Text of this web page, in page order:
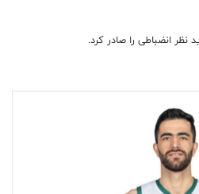
انضباطی را صادر کرد.